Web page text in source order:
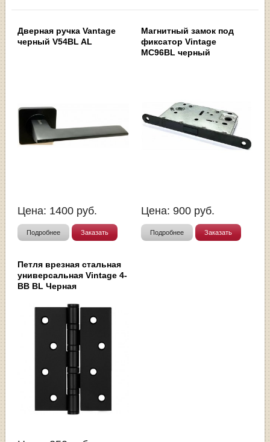
Дверная ручка Vantage
черный V54BL AL
Цена: 1400 руб.
Подробнее Заказать
Магнитный замок под
фиксатор Vintage
MC96BL черный
Цена: 900 руб.
Подробнее Заказать
Петля врезная стальная
универсальная Vintage 4-
BB BL Черная